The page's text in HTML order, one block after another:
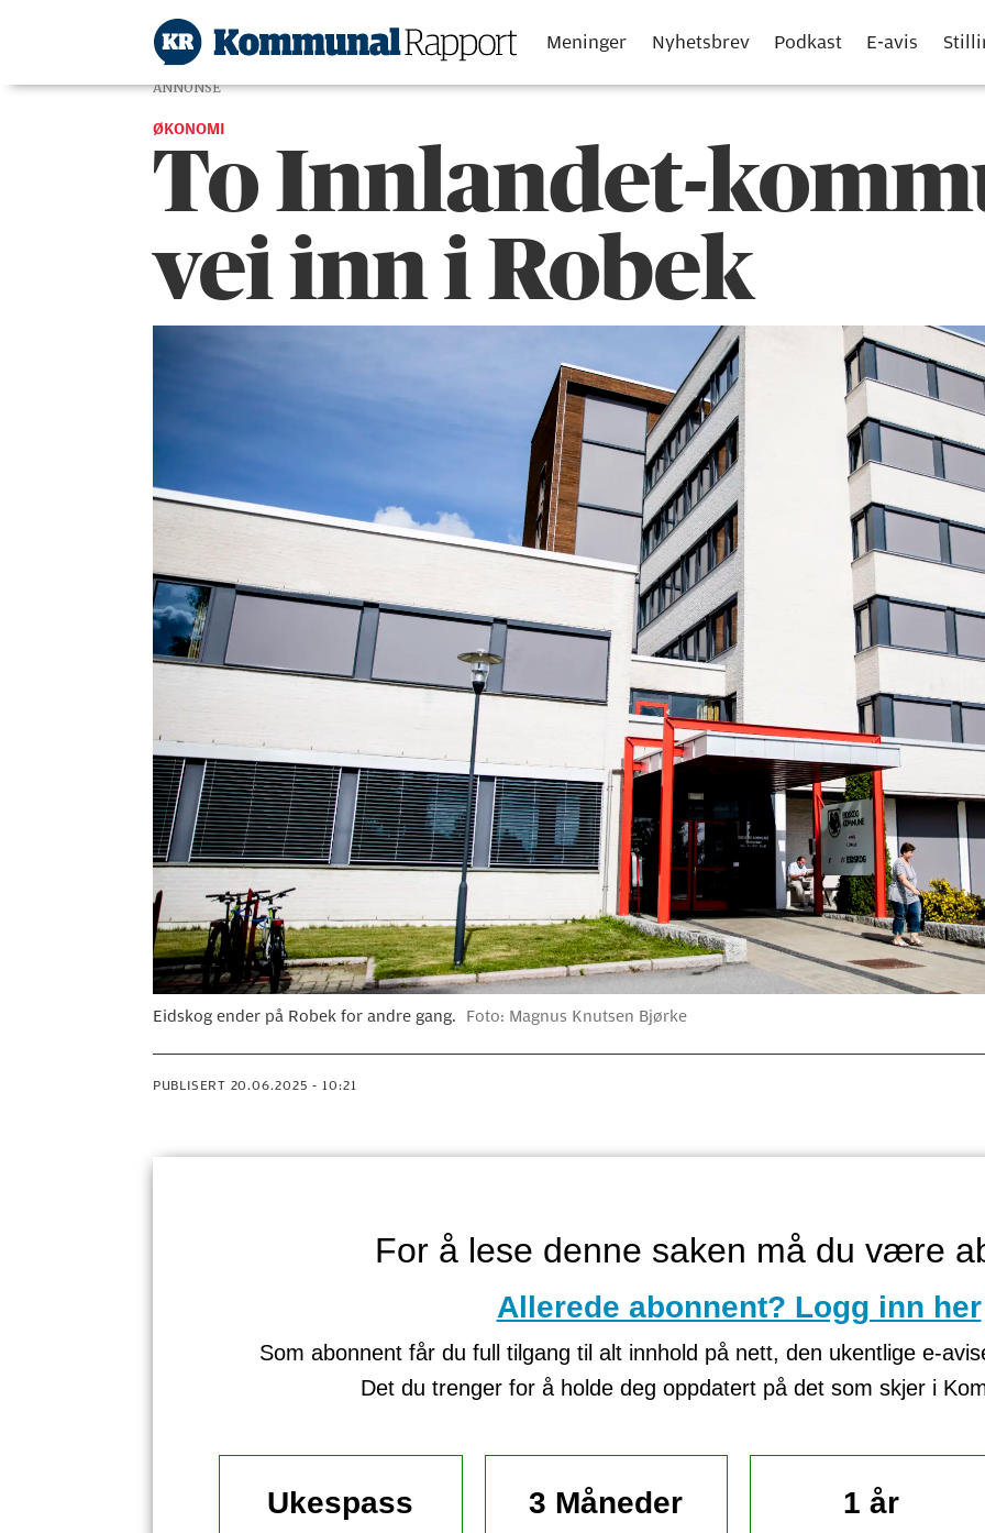
Meninger Nyhetsbrev Podkast E-avis
ANNONSE
ØKONOMI
To Innlandet-
vei inn i Robek
Eidskog ender på Robek for andre gang. Foto: Magnus Knutsen Bjørke
PUBLISERT 20.06.2025 - 10:21
For å lese denne saken må du være
Allerede abonnent? Logg inn her
Som abonnent får du full tilgang til alt innhold på nett, den ukentlige e-
Det du trenger for å holde deg oppdatert på det som skjer i
Ukespass 3 Måneder 1 år